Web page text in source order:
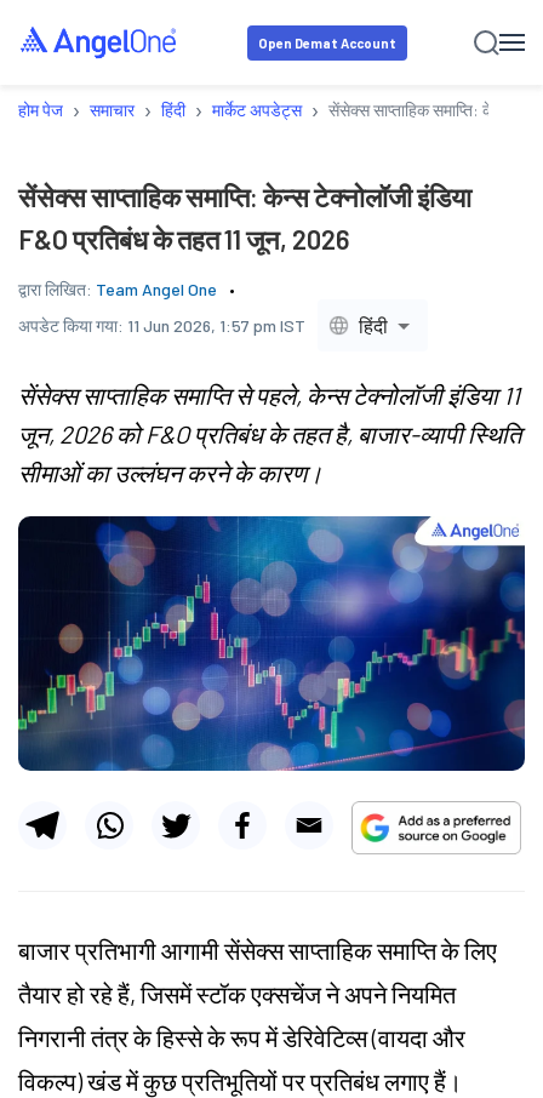
Open Demat Account
होम पेज › समाचार › हिंदी › मार्केट अपडेट्स › सेंसेक्स साप्ताहिक समाप्ति: केन्स
सेंसेक्स साप्ताहिक समाप्ति: केन्स टेक्नोलॉजी इंडिया
F&O प्रतिबंध के तहत 11 जून, 2026
द्वारा लिखित: Team Angel One
अपडेट किया गया: 11 Jun 2026, 1:57 pm IST हिंदी
सेंसेक्स साप्ताहिक समाप्ति से पहले, केन्स टेक्नोलॉजी इंडिया 11
जून, 2026 को F&O प्रतिबंध के तहत है, बाजार-व्यापी स्थिति
सीमाओं का उल्लंघन करने के कारण।
बाजार प्रतिभागी आगामी सेंसेक्स साप्ताहिक समाप्ति के लिए
तैयार हो रहे हैं, जिसमें स्टॉक एक्सचेंज ने अपने नियमित
निगरानी तंत्र के हिस्से के रूप में डेरिवेटिव्स (वायदा और
विकल्प) खंड में कुछ प्रतिभूतियों पर प्रतिबंध लगाए हैं।